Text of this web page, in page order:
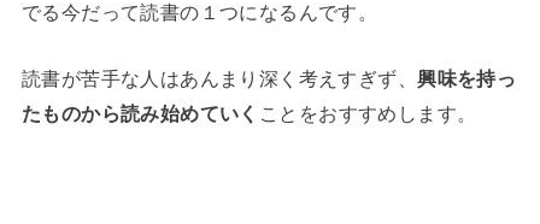
でる今だって読書の１つになるんです。
読書が苦手な人はあんまり深く考えすぎず、興味を持っ
たものから読み始めていく ことをおすすめします。